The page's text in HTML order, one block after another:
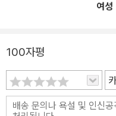
가, 눈에 보이는 것과 귀에
되지 않는다. 친구와 엄마의
에게 다가가는 힐러리와 사
통해 은근하면서도 새록새록
사라케이트는 낙제를 해서
조그맣고 바싹 마른 몸에 버
여성
100자평